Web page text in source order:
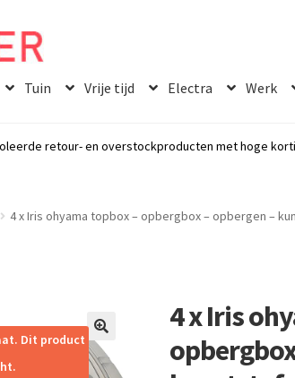
Tuin Vrije tijd Electra Werk
retour- en overstockproducten met hoge
4 x Iris ohyama topbox – opbergbox – opbergen –
🔍
Dit product
4 x Iris